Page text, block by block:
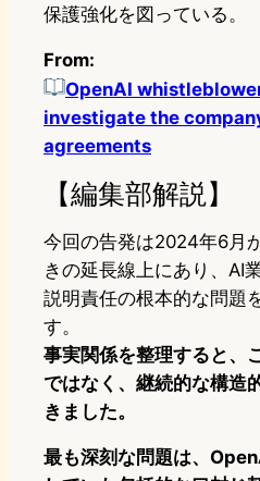
保護強化を図っている。
From:
OpenAI
investigate the
agreements
【編集部解説】
今回の告発は2024年6月
きの延長線上にあり、AI
説明責任の根本的な問題
す。
事実関係を整理すると、
ではなく、継続的な構造
きました。
最も深刻な問題は、